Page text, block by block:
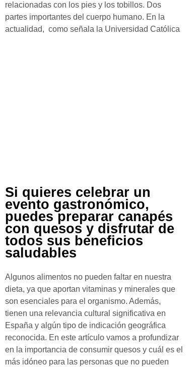
relacionadas con los pies y los tobillos. Dos
partes importantes del cuerpo humano. En la
actualidad, como señala la Universidad Católica
Si quieres celebrar un
evento gastronómico,
puedes preparar canapés
con quesos y disfrutar de
todos sus beneficios
saludables
Algunos alimentos no pueden faltar en nuestra
dieta, ya que aportan vitaminas y minerales que
son esenciales para el organismo. Además,
tienen una relevancia cultural significativa en
España y algún tipo de indicación geográfica
reconocida. En este artículo vamos a profundizar
en la importancia de consumir quesos y cuál es el
más idóneo para las personas que no pueden